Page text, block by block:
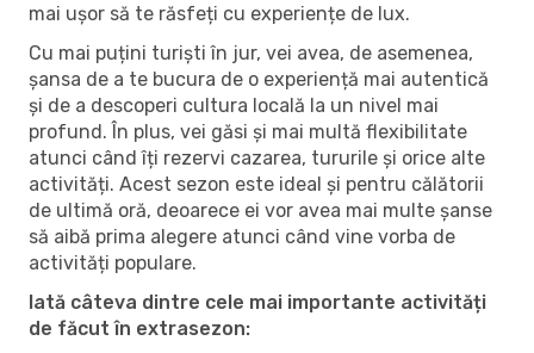
mai ușor să te răsfeți cu experiențe de lux.
Cu mai puțini turiști în jur, vei avea, de asemenea,
șansa de a te bucura de o experiență mai autentică
și de a descoperi cultura locală la un nivel mai
profund. În plus, vei găsi și mai multă flexibilitate
atunci când îți rezervi cazarea, tururile și orice alte
activități. Acest sezon este ideal și pentru călătorii
de ultimă oră, deoarece ei vor avea mai multe șanse
să aibă prima alegere atunci când vine vorba de
activități populare.
Iată câteva dintre cele mai importante activități
de făcut în extrasezon: